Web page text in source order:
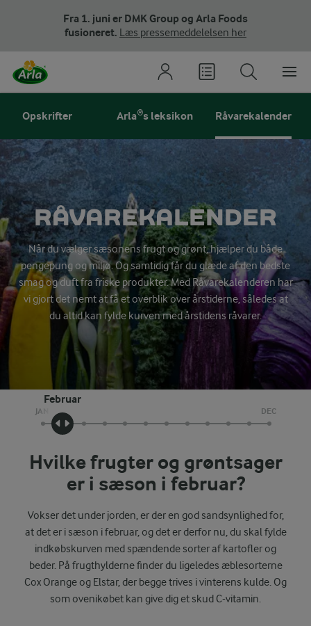
Fra 1. juni er DMK Group og Arla Foods
fusioneret. Læs pressemeddelelsen her
Opskrifter Arla®s leksikon Råvarekalender
RÅVAREKALENDER
Når du vælger sæsonens frugt og grønt, hjælper du både
pengepung og miljø. Og samtidig får du glæde af den bedste
smag og duft fra friske produkter. Med Råvarekalenderen har
vi gjort det nemt at få et overblik over årstiderne, således at
du altid kan fylde kurven med årstidens råvarer.
JAN DEC
Februar
Hvilke frugter og grøntsager
er i sæson i februar?
Vokser det under jorden, er der en god sandsynlighed for,
at det er i sæson i februar, og det er derfor nu, du skal fylde
indkøbskurven med spændende sorter af kartofler og
beder. På frugthylderne finder du ligeledes æblesorterne
Cox Orange og Elstar, der begge trives i vinterens kulde. Og
som ovenikøbet kan give dig et skud C-vitamin.